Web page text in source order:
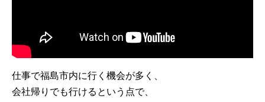
仕事で福島市内に行く機会が多く、
会社帰りでも行けるという点で、